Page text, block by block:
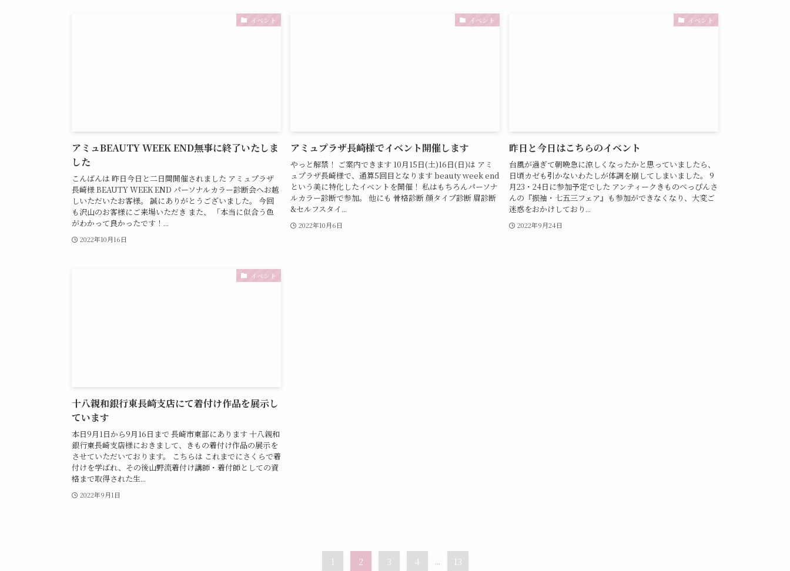
イベント
アミュBEAUTY WEEK END無事に終了いたしま
した
こんばんは 昨日今日と二日間開催されました アミュプラザ
長崎様 BEAUTY WEEK END パーソナルカラー診断会へお越
しいただいたお客様。 誠にありがとうございました。 今回
も沢山のお客様にご来場いただき また、 「本当に似合う色
がわかって良かったです！...
2022年10月16日
イベント
アミュプラザ長崎様でイベント開催します
やっと解禁！ ご案内できます 10月15日(土)16日(日)は アミ
ュプラザ長崎様で、通算5回目となります beauty week end
という美に特化したイベントを開催！ 私はもちろんパーソナ
ルカラー診断で参加。 他にも 骨格診断 顔タイプ診断 眉診断
&セルフスタイ...
2022年10月6日
イベント
昨日と今日はこちらのイベント
台風が過ぎて朝晩急に涼しくなったかと思っていましたら、
日頃カゼも引かないわたしが体調を崩してしまいました。 9
月23・24日に参加予定でした アンティークきものべっぴんさ
んの『振袖・七五三フェア』も参加ができなくなり、大変ご
迷惑をおかけしており...
2022年9月24日
イベント
十八親和銀行東長崎支店にて着付け作品を展示し
ています
本日9月1日から9月16日まで 長崎市東部にあります 十八親和
銀行東長崎支店様におきまして、きもの着付け作品の展示を
させていただいております。 こちらは これまでにさくらで着
付けを学ばれ、その後山野流着付け講師・着付師としての資
格まで取得された生...
2022年9月1日
1 2 3 4 ... 13